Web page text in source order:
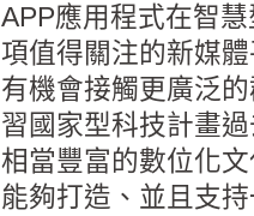
APP應用程式在智
項值得關注的新媒
有機會接觸更廣泛
習國家型科技計畫
相當豐富的數位化
能夠打造、並且支